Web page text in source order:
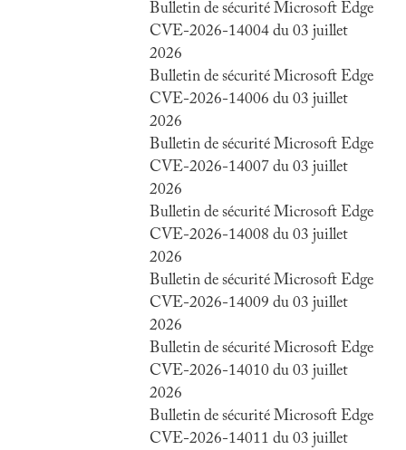
Bulletin de sécurité Microsoft Edge
CVE-2026-14004 du 03 juillet
2026
Bulletin de sécurité Microsoft Edge
CVE-2026-14006 du 03 juillet
2026
Bulletin de sécurité Microsoft Edge
CVE-2026-14007 du 03 juillet
2026
Bulletin de sécurité Microsoft Edge
CVE-2026-14008 du 03 juillet
2026
Bulletin de sécurité Microsoft Edge
CVE-2026-14009 du 03 juillet
2026
Bulletin de sécurité Microsoft Edge
CVE-2026-14010 du 03 juillet
2026
Bulletin de sécurité Microsoft Edge
CVE-2026-14011 du 03 juillet